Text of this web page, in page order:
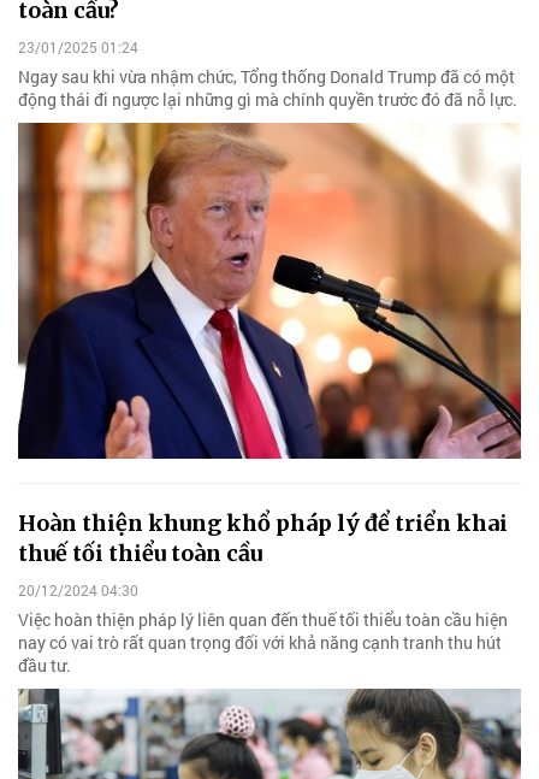
toàn cầu?
23/01/2025 01:24
Ngay sau khi vừa nhậm chức, Tổng thống Donald Trump đã có một
động thái đi ngược lại những gì mà chính quyền trước đó đã nỗ lực.
Hoàn thiện khung khổ pháp lý để triển khai
thuế tối thiểu toàn cầu
20/12/2024 04:30
Việc hoàn thiện pháp lý liên quan đến thuế tối thiểu toàn cầu hiện
nay có vai trò rất quan trọng đối với khả năng cạnh tranh thu hút
đầu tư.